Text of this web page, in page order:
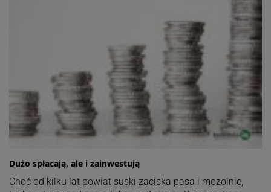
Dużo spłacają, ale i zainwestują
Choć od kilku lat powiat suski zaciska pasa i mozolnie,